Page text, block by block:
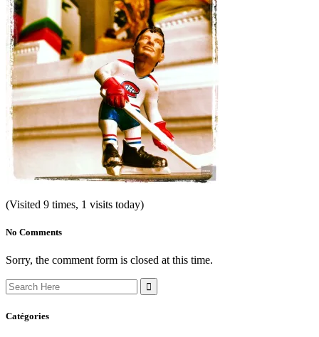
(Visited 9 times, 1 visits today)
No Comments
Sorry, the comment form is closed at this time.
Search
for:
Catégories